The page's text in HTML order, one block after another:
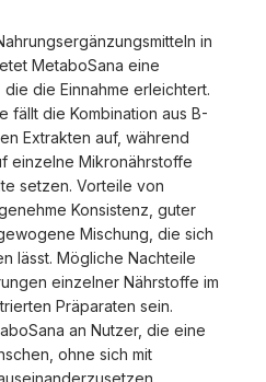
in
MetaboSana eine
die Einnahme erleichtert.
fällt die Kombination aus B-
Extrakten auf, während
einzelne Mikronährstoffe
setzen. Vorteile von
Konsistenz, guter
Mischung, die sich
lässt. Mögliche Nachteile
einzelner Nährstoffe im
Präparaten sein.
an Nutzer, die eine
ohne sich mit